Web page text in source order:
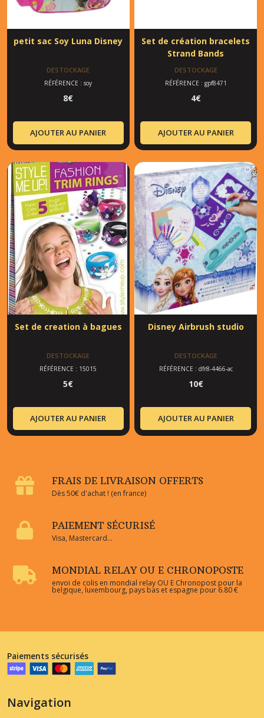
petit sac Soy Luna Disney
DESTOCKAGE
RÉFÉRENCE : soy
8€
AJOUTER AU PANIER
Set de création bracelets
Strand Bands
DESTOCKAGE
RÉFÉRENCE : gpf8471
4€
AJOUTER AU PANIER
Set de creation à bagues
DESTOCKAGE
RÉFÉRENCE : 15015
5€
AJOUTER AU PANIER
Disney Airbrush studio
DESTOCKAGE
RÉFÉRENCE : dfr8-4466-ac
10€
AJOUTER AU PANIER
FRAIS DE LIVRAISON OFFERTS
Dès 50€ d'achat ! (en france)
PAIEMENT SÉCURISÉ
Visa, Mastercard...
MONDIAL RELAY OU E CHRONOPOSTE
envoi de colis en mondial relay OU E Chronopost pour la
belgique, luxembourg, pays bas et espagne pour 6.80 €
Paiements sécurisés
Navigation